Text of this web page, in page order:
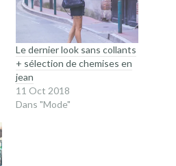
Le dernier look sans collants
+ sélection de chemises en
jean
11 Oct 2018
Dans "Mode"